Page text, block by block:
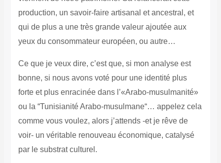
production, un savoir-faire artisanal et ancestral, et
qui de plus a une très grande valeur ajoutée aux
yeux du consommateur européen, ou autre…
Ce que je veux dire, c’est que, si mon analyse est
bonne, si nous avons voté pour une identité plus
forte et plus enracinée dans l’«Arabo-musulmanité»
ou la “Tunisianité Arabo-musulmane“… appelez cela
comme vous voulez, alors j’attends -et je rêve de
voir- un véritable renouveau économique, catalysé
par le substrat culturel.